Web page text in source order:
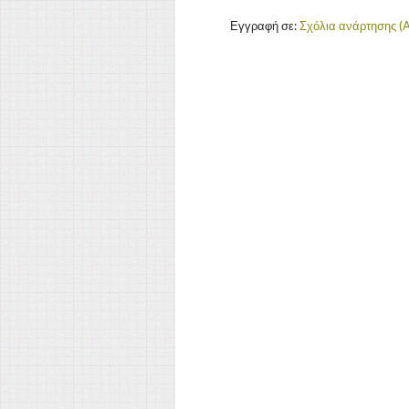
Εγγραφή σε:Σχόλια ανάρτησης